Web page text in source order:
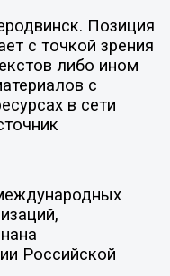
Позиция
с точкой зрения
либо ином
с
в сети
Российской